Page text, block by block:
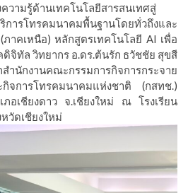
วามรู้ด้านเทคโนโลยีสารสนเทศสู่
ารโทรคมนาคมพื้นฐานโดยทั่วถึงและ
าคเหนือ) หลักสูตรเทคโนโลยี AI เพื่อ
จิทัล วิทยากร อ.ดร.ต้นรัก ธวัชชัย สุขสี
นักงานคณะกรรมการกิจการกระจาย
จการโทรคมนาคมแห่งชาติ (กสทช.)
ภอเชียงดาว จ.เชียงใหม่ ณ โรงเรียน
วัดเชียงใหม่